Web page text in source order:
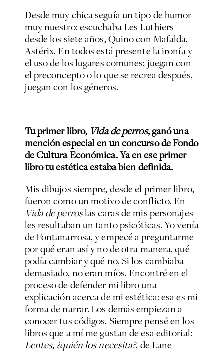
Desde muy chica seguía un tipo de humor
muy nuestro: escuchaba Les Luthiers
desde los siete años, Quino con Mafalda,
Astérix. En todos está presente la ironía y
el uso de los lugares comunes; juegan con
el preconcepto o lo que se recrea después,
juegan con los géneros.
Tu primer libro, Vida de perros, ganó una
mención especial en un concurso de Fondo
de Cultura Económica. Ya en ese primer
libro tu estética estaba bien definida.
Mis dibujos siempre, desde el primer libro,
fueron como un motivo de conflicto. En
Vida de perroslas caras de mis personajes
les resultaban un tanto psicóticas. Yo venía
de Fontanarrosa, y empecé a preguntarme
por qué eran así y no de otra manera, qué
podía cambiar y qué no. Si los cambiaba
demasiado, no eran míos. Encontré en el
proceso de defender mi libro una
explicación acerca de mi estética: esa es mi
forma de narrar. Los demás empiezan a
conocer tus códigos. Siempre pensé en los
libros que a mí me gustan de esa editorial:
Lentes,¿quién los necesita?, de Lane